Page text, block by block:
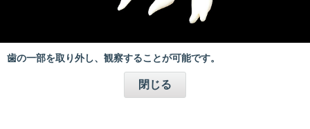
歯の一部を取り外し、観察することが可能です。
閉じる